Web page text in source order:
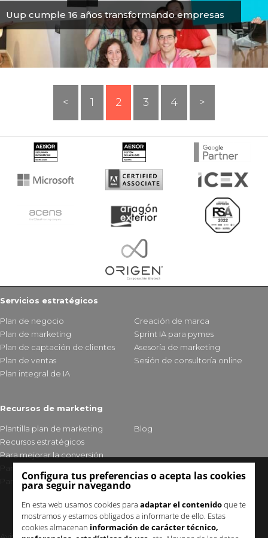
Configura tus preferencias o acepta las cookies
para seguir navegando
En esta web usamos cookies para adaptar el contenidoque te
mostramos y estamos obligados a informarte de ello. Estas
cookies almacenan información de carácter técnico,
Uup cumple 16 años transformando empresas
< 1 2 3 4 >
Servicios estratégicos
Plan de negocio
Plan de marketing
Plan de captación de clientes
Plan de ventas
Plan integral de IA
Creación de marca
Sprint IA para pymes
Asesoría de marketing
Sesión de consultoría online
Recursos de marketing
Plantilla plan de marketing
Recursos estratégicos
Para mejorar la conversión
Para mejorar tu visibilidad
Blog